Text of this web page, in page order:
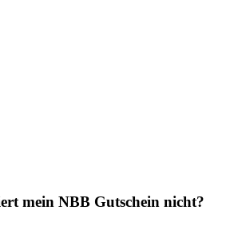
mein NBB Gutschein nicht?